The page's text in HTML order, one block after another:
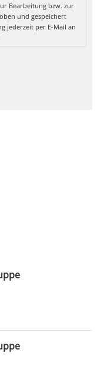
Bearbeitung bzw. zur
und gespeichert
jederzeit per E-Mail an